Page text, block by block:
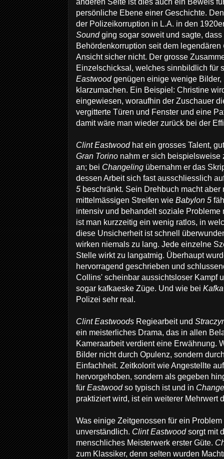
persönliche Ebene einer Geschichte.
der Polizeikorruption in L.A. in den
Soundging sogar soweit und sagte, dass
Behördenkorruption seit dem legendären
Ansicht sicher nicht. Der grosse
Einzelschicksal, welches sinnbildlich für
Eastwoodgenügen einige wenige
klarzumachen. Ein Beispiel: Christine
eingewiesen, woraufhin der Zuschauer
vergitterte Türen und Fenster und eine
damit wäre man wieder zurück bei der
Clint Eastwood hat ein grosses Talent,
Gran Torino nahm er sich beispielsweise
an; bei Changeling übernahm er das
dessen Arbeit sich fast ausschliesslich
5 beschränkt. Sein Drehbuch macht
mittelmässigen Streifen wie Babylon 5
intensiv und behandelt soziale
ist man kurzzeitig ein wenig ratlos, in
diese Unsicherheit ist schnell
wirken niemals zu lang. Jede einzelne
Stelle wirkt zu langatmig. Überhaupt
hervorragend geschrieben und
Collins' scheinbar aussichtsloser Kampf
sogar kafkaeske Züge. Und wie bei
Polizei sehr real.
Clint Eastwoods Regiearbeit und
ein meisterliches Drama, das in allen
Kameraarbeit verdient eine Erwähnung.
Bilder nicht durch Opulenz, sondern
Einfachheit. Zeitkolorit wie Angestellte
hervorgehoben, sondern als gegeben
für Eastwoodso typisch ist und in
praktiziert wird, ist ein weiterer Mehrwert
Was einige Zeitgenossen für ein
unverständlich. Clint Eastwoodsorgt mit
menschliches Meisterwerk erster Güte.
zum Klassiker, denn selten wurden